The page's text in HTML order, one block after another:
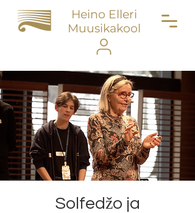
Heino Elleri
Muusikakool
Solfedžo ja